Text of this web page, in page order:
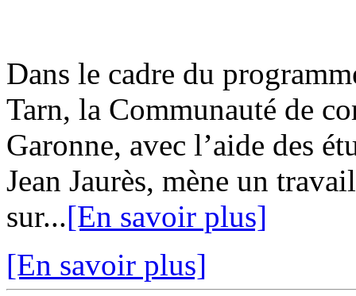
Dans le cadre du
Tarn, la Communauté de
Garonne, avec l’aide des
Jean Jaurès, mène un
sur...[En savoir plus]
[En savoir plus]